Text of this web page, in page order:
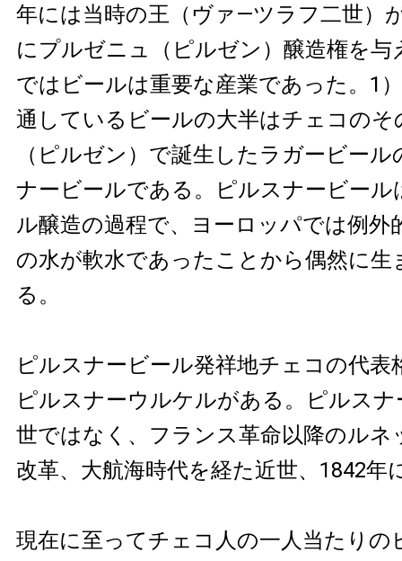
年には当時の王（ヴァ—ツラフ二世）
にプルゼニュ（ピルゼン）醸造権を与
ではビールは重要な産業であった。1
通しているビールの大半はチェコのそ
（ピルゼン）で誕生したラガービー
ナービールである。ピルスナービール
ル醸造の過程で、ヨーロッパでは例外
の水が軟水であったことから偶然に生
る。
ピルスナービール発祥地チェコの代表
ピルスナーウルケルがある。ピルス
世ではなく、フランス革命以降のルネ
改革、大航海時代を経た近世、1842年
現在に至ってチェコ人の一人当たりの